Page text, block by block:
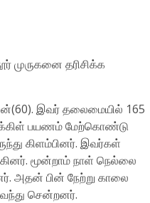
முருகனை தரிசிக்க
இவர் தலைமையில் 165
பயணம் மேற்கொண்டு
கிளம்பினர். இவர்கள்
மூன்றாம் நாள் நெல்லை
அதன் பின் நேற்று காலை
வந்து சென்றனர்.